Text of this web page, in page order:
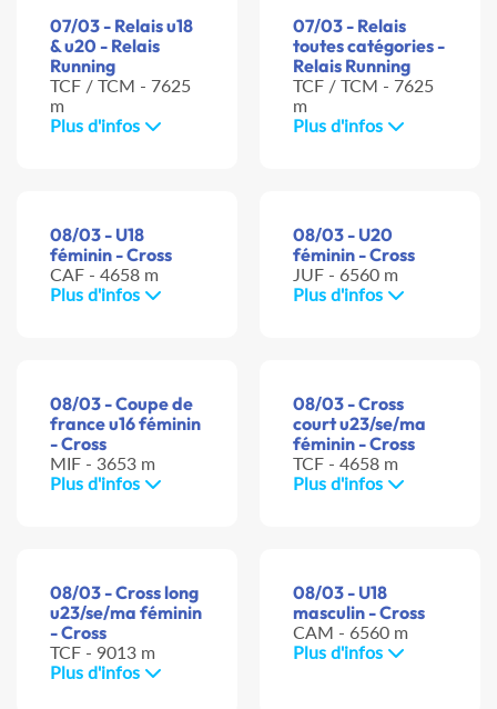
07/03 - Relais u18
& u20 - Relais
Running
TCF / TCM - 7625
m
Plus d'infos
07/03 - Relais
toutes catégories -
Relais Running
TCF / TCM - 7625
m
Plus d'infos
08/03 - U18
féminin - Cross
CAF - 4658 m
Plus d'infos
08/03 - U20
féminin - Cross
JUF - 6560 m
Plus d'infos
08/03 - Coupe de
france u16 féminin
- Cross
MIF - 3653 m
Plus d'infos
08/03 - Cross
court u23/se/ma
féminin - Cross
TCF - 4658 m
Plus d'infos
08/03 - Cross long
u23/se/ma féminin
- Cross
TCF - 9013 m
Plus d'infos
08/03 - U18
masculin - Cross
CAM - 6560 m
Plus d'infos